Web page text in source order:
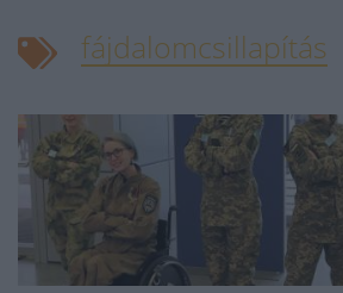
fájdalomcsillapítás